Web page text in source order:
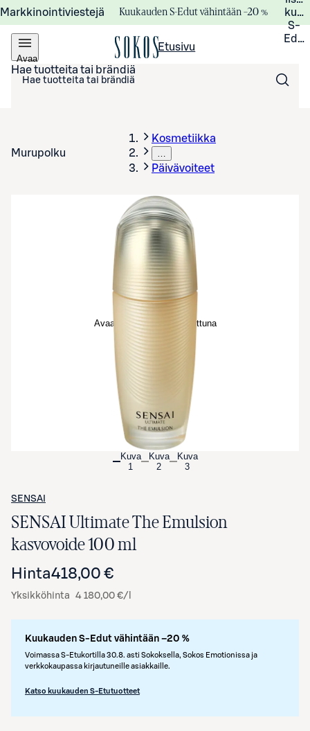
Markkinointiviestejä Kuukauden S-Edut vähintään –20 %
S-
Avaa
valikko
Etusivu
Hae tuotteita tai brändiä
Murupolku
Kosmetiikka
…
Päivävoiteet
Avaa tuotekuva suurennettuna
Kuva
1
Kuva
2
Kuva
3
SENSAI
SENSAI Ultimate The Emulsion
kasvovoide 100 ml
Hinta418,00 €
Yksikköhinta 4 180,00 €/l
Kuukauden S-Edut vähintään –20 %
Voimassa S-Etukortilla 30.8. asti Sokoksella, Sokos Emotionissa ja
verkkokaupassa kirjautuneille asiakkaille.
Katso kuukauden S-Etutuotteet